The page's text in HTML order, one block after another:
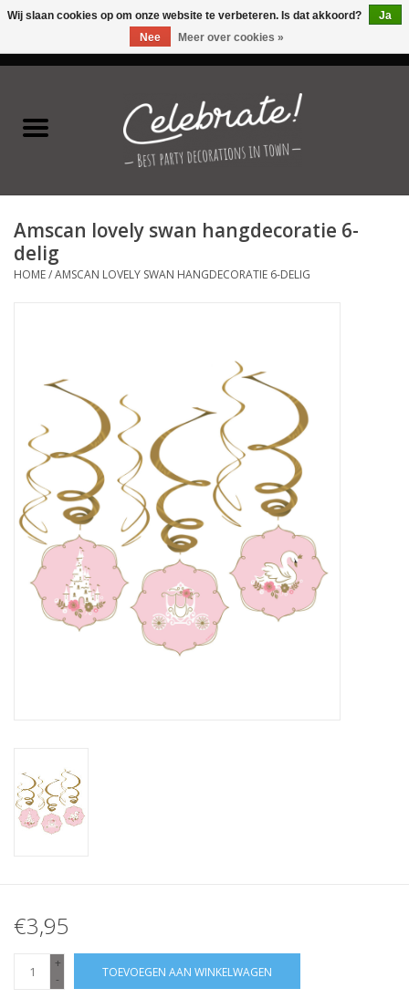
Latex ballonnen
Folie ballonnen
Verjaardag thema's
Kinderfeestjes
Cadeaus
Schmink&beauty
Accessoires
Amscan lovely swan hangdecoratie 6-
delig
HOME/AMSCAN LOVELY SWAN HANGDECORATIE 6-DELIG
€3,95
+
-
TOEVOEGEN AAN WINKELWAGEN
Wij slaan cookies op om onze website te verbeteren. Is dat akkoord?
Ja
Nee
Meer over cookies »